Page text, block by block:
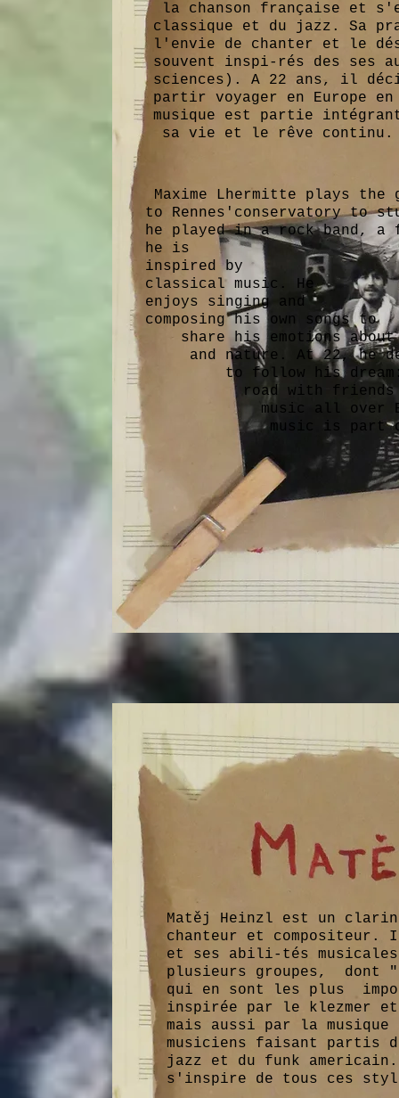
la chanson française et
classique et du jazz. Sa
l'envie de chanter et le
souvent inspi-rés des ses
sciences). A 22 ans, il
partir voyager en Europe
musique est partie
sa vie et le rêve continu.
Maxime Lhermitte plays
to Rennes'conservatory to
he played in a rock band, a
he is
inspired
classical
enjoys
composing
share his
and nature.
to follow
road with
music all
music is part of
the
Matěj Heinzl est un
chanteur et compositeur.
et ses abili-tés
plusieurs groupes, dont
qui en sont les plus
inspirée par le klezmer
mais aussi par la
musiciens faisant partis
jazz et du funk
s'inspire de tous ces